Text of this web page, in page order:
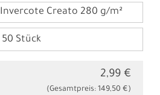
Invercote Creato 280 g/m²
2,99 €
(Gesamtpreis: 149,50 €)